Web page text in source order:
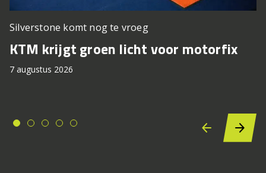
Silverstone komt nog te vroeg
KTM krijgt groen licht voor motorfix
7 augustus 2026